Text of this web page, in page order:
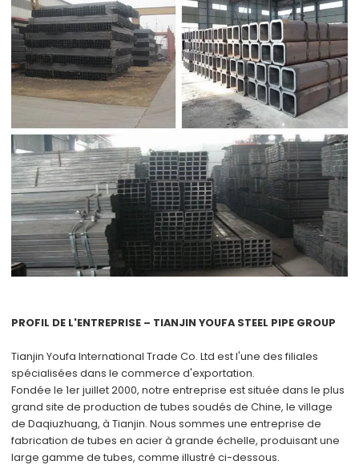
PROFIL DE L'ENTREPRISE – TIANJIN YOUFA STEEL PIPE GROUP
Tianjin Youfa International Trade Co. Ltd est l'une des filiales
spécialisées dans le commerce d'exportation.
Fondée le 1er juillet 2000, notre entreprise est située dans le plus
grand site de production de tubes soudés de Chine, le village
de Daqiuzhuang, à Tianjin. Nous sommes une entreprise de
fabrication de tubes en acier à grande échelle, produisant une
large gamme de tubes, comme illustré ci-dessous.